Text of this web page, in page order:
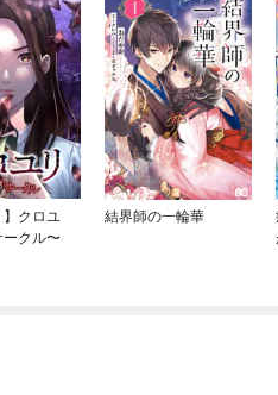
】クロユ
ークル〜
結界師の一輪華